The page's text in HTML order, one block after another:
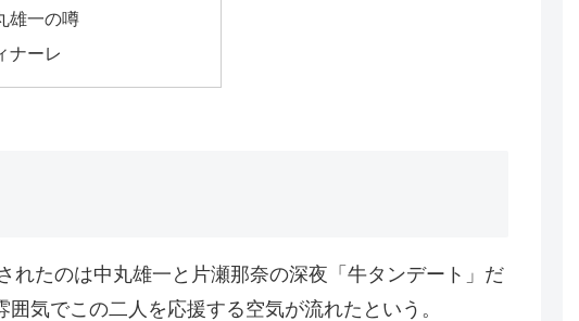
雄一の噂
ナーレ
れたのは中丸雄一と片瀬那奈の深夜「牛タンデート」だ
気でこの二人を応援する空気が流れたという。